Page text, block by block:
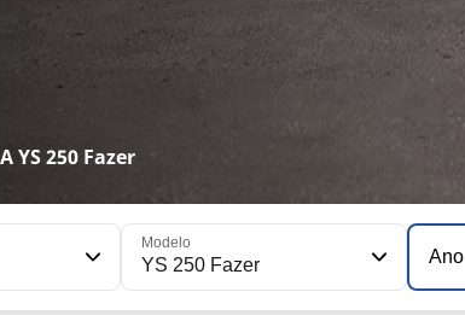
YS 250 Fazer
Modelo
YS 250 Fazer Ano